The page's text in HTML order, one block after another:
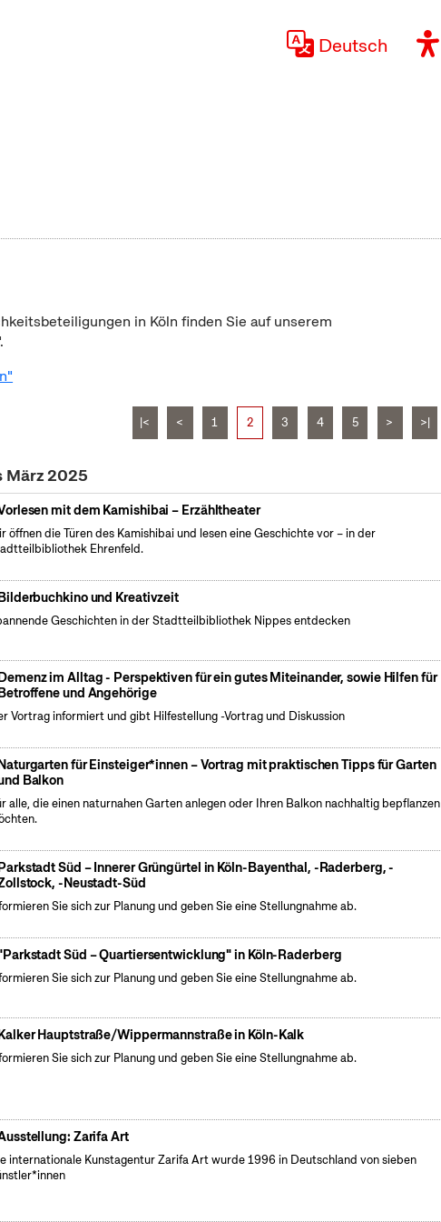
Deutsch
in Köln finden Sie auf unserem
|< < 1 2 3 4 5 > >|
März 2025
mit dem Kamishibai – Erzähltheater
öffnen die Türen des Kamishibai und lesen eine Geschichte vor – in der
Ehrenfeld.
und Kreativzeit
Geschichten in der Stadtteilbibliothek Nippes entdecken
im Alltag - Perspektiven für ein gutes Miteinander, sowie Hilfen für
und Angehörige
Vortrag informiert und gibt Hilfestellung -Vortrag und Diskussion
für Einsteiger*innen – Vortrag mit praktischen Tipps für Garten
Balkon
alle, die einen naturnahen Garten anlegen oder Ihren Balkon nachhaltig bepflanzen
Süd – Innerer Grüngürtel in Köln-Bayenthal, -Raderberg, -
-Neustadt-Süd
Sie sich zur Planung und geben Sie eine Stellungnahme ab.
Süd – Quartiersentwicklung" in Köln-Raderberg
Sie sich zur Planung und geben Sie eine Stellungnahme ab.
Hauptstraße/Wippermannstraße in Köln-Kalk
Sie sich zur Planung und geben Sie eine Stellungnahme ab.
Zarifa Art
internationale Kunstagentur Zarifa Art wurde 1996 in Deutschland von sieben